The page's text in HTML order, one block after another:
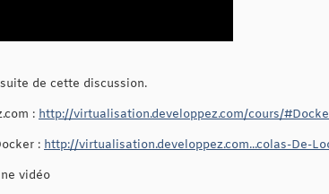
de cette discussion.
: http://virtualisation.developpez.com/cours/
: http://virtualisation.developpez.com...colas-De-
vidéo